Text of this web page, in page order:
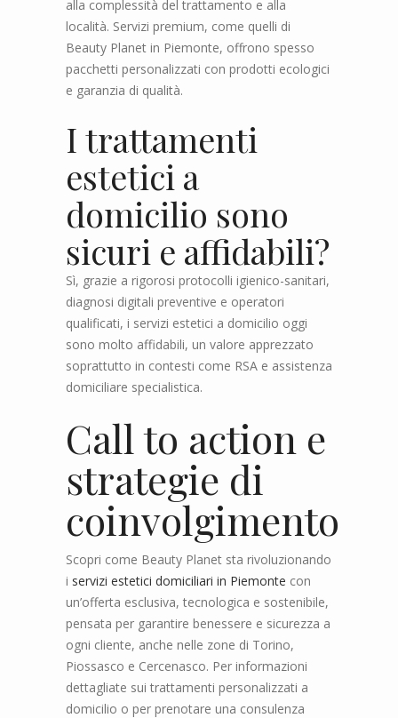
alla complessità del trattamento e alla
località. Servizi premium, come quelli di
Beauty Planet in Piemonte, offrono spesso
pacchetti personalizzati con prodotti ecologici
e garanzia di qualità.
I trattamenti
estetici a
domicilio sono
sicuri e affidabili?
Sì, grazie a rigorosi protocolli igienico-sanitari,
diagnosi digitali preventive e operatori
qualificati, i servizi estetici a domicilio oggi
sono molto affidabili, un valore apprezzato
soprattutto in contesti come RSA e assistenza
domiciliare specialistica.
Call to action e
strategie di
coinvolgimento
Scopri come Beauty Planet sta rivoluzionando
i servizi estetici domiciliari in Piemonte con
un’offerta esclusiva, tecnologica e sostenibile,
pensata per garantire benessere e sicurezza a
ogni cliente, anche nelle zone di Torino,
Piossasco e Cercenasco. Per informazioni
dettagliate sui trattamenti personalizzati a
domicilio o per prenotare una consulenza